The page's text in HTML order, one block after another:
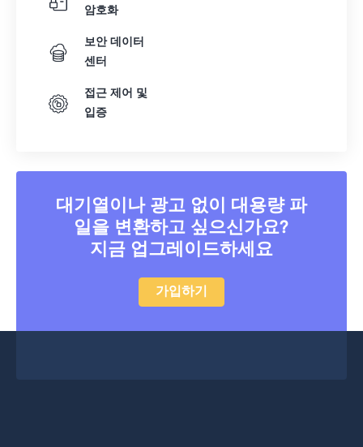
암호화
보안 데이터
센터
접근 제어 및
입증
대기열이나 광고 없이 대용량 파
일을 변환하고 싶으신가요?
지금 업그레이드하세요
가입하기